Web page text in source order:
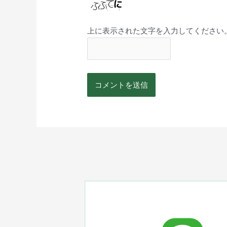
上に表示された文字を入力してください